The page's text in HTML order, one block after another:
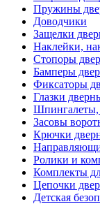
Пружины
Доводчики
Защелки
Наклейки,
Стопоры
Бамперы
Фиксаторы
Глазки
Шпингалеты,
Засовы
Крючки
Ролики и
Комплекты
Цепочки
Детская